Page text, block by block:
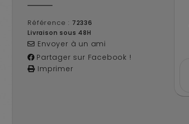
Référence : 72336
Livraison sous 48H
Envoyer à un ami
Partager sur Facebook !
Imprimer